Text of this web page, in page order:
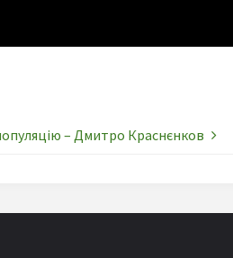
– Дмитро Краснєнков